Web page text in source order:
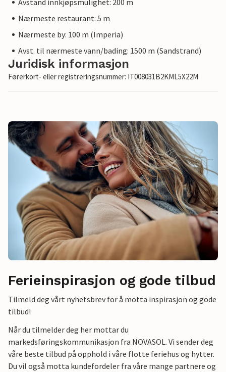
Avstand innkjøpsmulighet: 200 m
Nærmeste restaurant: 5 m
Nærmeste by: 100 m (Imperia)
Avst. til nærmeste vann/bading: 1500 m (Sandstrand)
Juridisk informasjon
Førerkort- eller registreringsnummer: IT008031B2KML5X22M
Ferieinspirasjon og gode tilbud
Tilmeld deg vårt nyhetsbrev for å motta inspirasjon og gode
tilbud!
Når du tilmelder deg her mottar du
markedsføringskommunikasjon fra NOVASOL. Vi sender deg
våre beste tilbud på opphold i våre flotte feriehus og hytter.
Du vil også motta kundefordeler fra våre mange partnere og